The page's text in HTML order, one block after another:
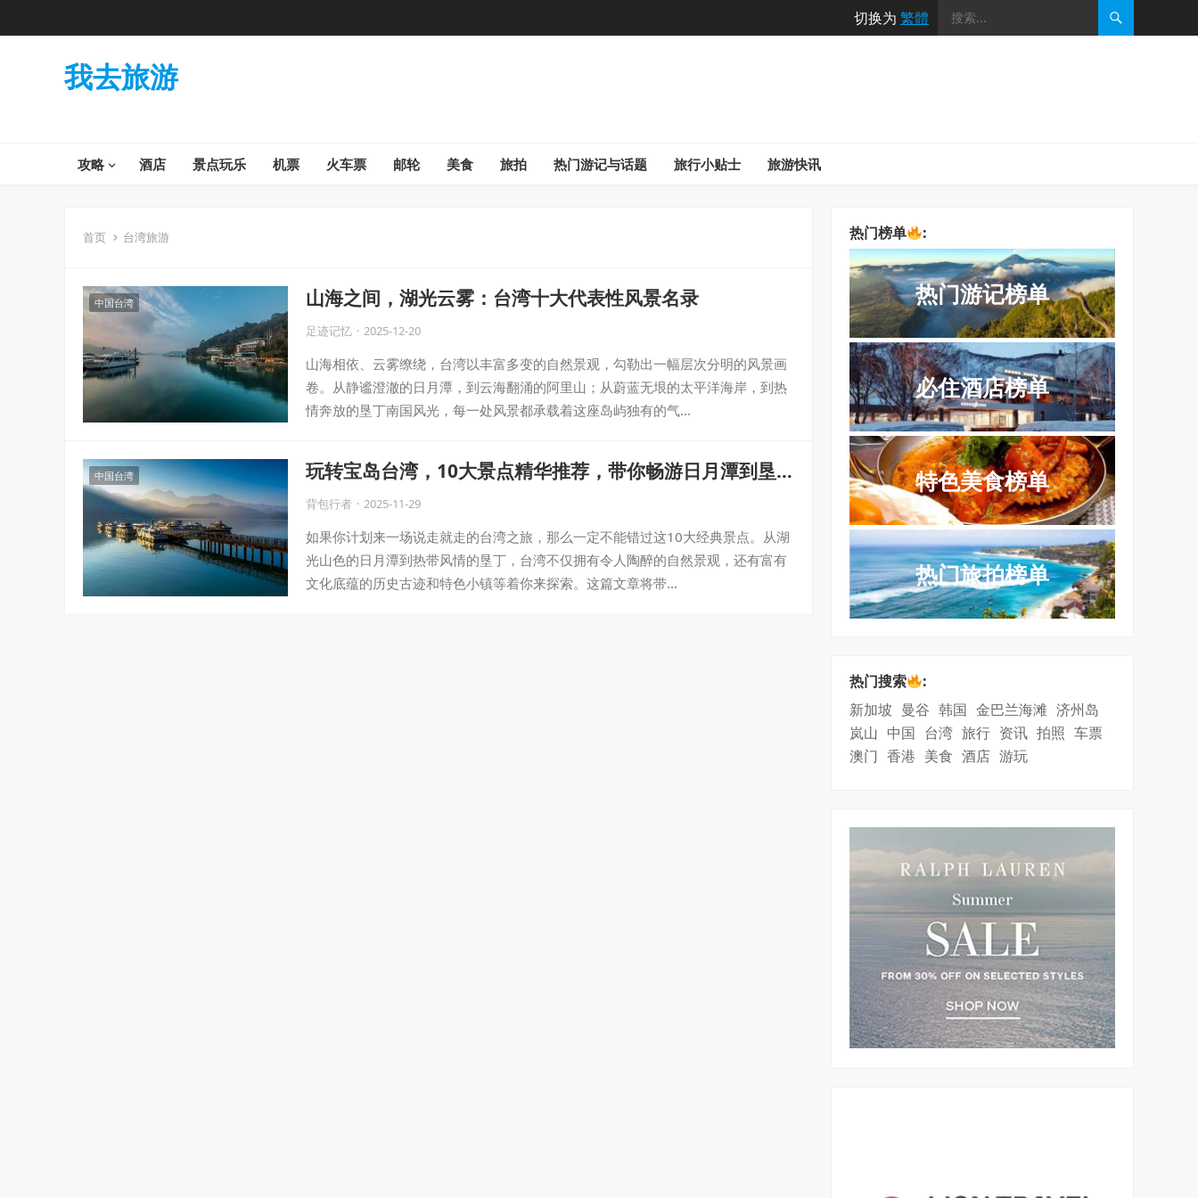
切换为 繁體
我去旅游
攻略 酒店 景点玩乐 机票 火车票 邮轮 美食 旅拍 热门游记与话题 旅行小贴士 旅游快讯
首页 台湾旅游
中国台湾 山海之间，湖光云雾：台湾十大代表性风景名录
足迹记忆 · 2025-12-20
山海相依、云雾缭绕，台湾以丰富多变的自然景观，勾勒出一幅层次分明的风景画
卷。从静谧澄澈的日月潭，到云海翻涌的阿里山；从蔚蓝无垠的太平洋海岸，到热
情奔放的垦丁南国风光，每一处风景都承载着这座岛屿独有的气…
中国台湾
玩转宝岛台湾，10大景点精华推荐，带你畅游日月潭到垦
丁！
背包行者 · 2025-11-29
如果你计划来一场说走就走的台湾之旅，那么一定不能错过这10大经典景点。从湖
光山色的日月潭到热带风情的垦丁，台湾不仅拥有令人陶醉的自然景观，还有富有
文化底蕴的历史古迹和特色小镇等着你来探索。这篇文章将带…
热门榜单 :
热门游记榜单
必住酒店榜单
特色美食榜单
热门旅拍榜单
热门搜索
:
新加坡 曼谷 韩国 金巴兰海滩 济州岛
岚山 中国 台湾 旅行 资讯 拍照 车票
澳门 香港 美食 酒店 游玩